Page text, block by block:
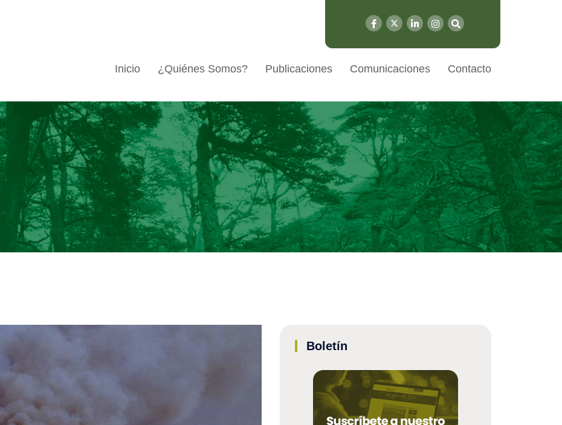
Inicio ¿Quiénes Somos? Publicaciones Comunicaciones Contacto
Boletín